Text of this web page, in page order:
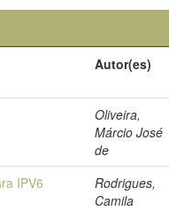
Autor(es)
Oliveira,
Márcio José
de
IPV6
Rodrigues,
Camila